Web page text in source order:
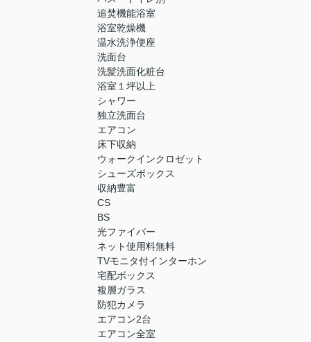
追焚機能浴室
浴室乾燥機
温水洗浄便座
洗面台
洗髪洗面化粧台
浴室１坪以上
シャワー
独立洗面台
エアコン
床下収納
ウォークインクロゼット
シューズボックス
収納豊富
CS
BS
光ファイバー
ネット使用料無料
TVモニタ付インターホン
宅配ボックス
複層ガラス
防犯カメラ
エアコン2台
エアコン全室